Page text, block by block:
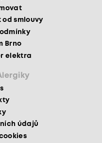
smlouvy
Brno
elektra
údajů